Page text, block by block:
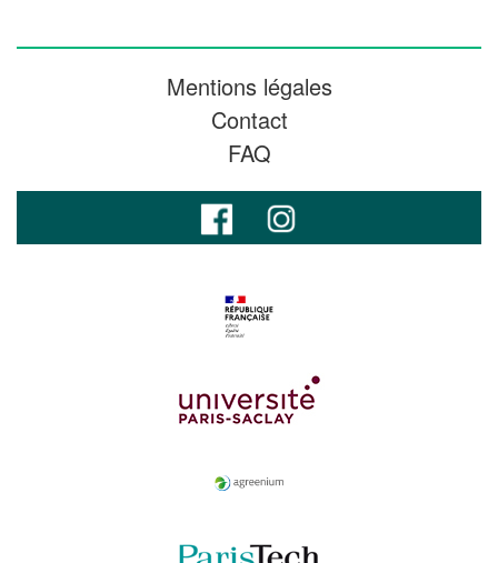
Mentions légales
Contact
FAQ